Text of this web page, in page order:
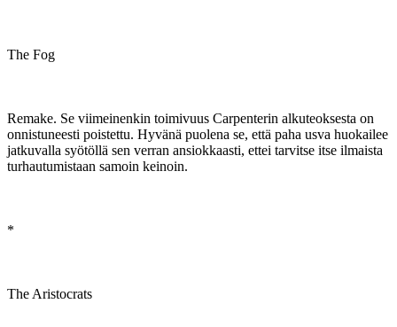
The Fog
Remake. Se viimeinenkin toimivuus Carpenterin alkuteoksesta on
onnistuneesti poistettu. Hyvänä puolena se, että paha usva huokailee
jatkuvalla syötöllä sen verran ansiokkaasti, ettei tarvitse itse ilmaista
turhautumistaan samoin keinoin.
*
The Aristocrats